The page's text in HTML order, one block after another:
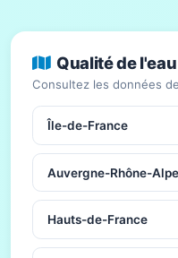
Qualité de
Consultez les données
Île-de-France
Auvergne-Rhône-
Hauts-de-France